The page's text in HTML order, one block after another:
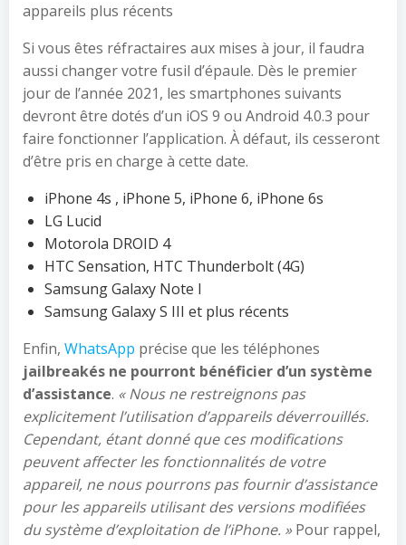
appareils plus récents
Si vous êtes réfractaires aux mises à jour, il faudra
aussi changer votre fusil d’épaule. Dès le premier
jour de l’année 2021, les smartphones suivants
devront être dotés d’un iOS 9 ou Android 4.0.3 pour
faire fonctionner l’application. À défaut, ils cesseront
d’être pris en charge à cette date.
iPhone 4s , iPhone 5, iPhone 6, iPhone 6s
LG Lucid
Motorola DROID 4
HTC Sensation, HTC Thunderbolt (4G)
Samsung Galaxy Note I
Samsung Galaxy S III et plus récents
Enfin, WhatsApp précise que les téléphones
jailbreakés ne pourront bénéficier d’un système
d’assistance. « Nous ne restreignons pas
explicitement l’utilisation d’appareils déverrouillés.
Cependant, étant donné que ces modifications
peuvent affecter les fonctionnalités de votre
appareil, ne nous pourrons pas fournir d’assistance
pour les appareils utilisant des versions modifiées
du système d’exploitation de l’iPhone. »Pour rappel,